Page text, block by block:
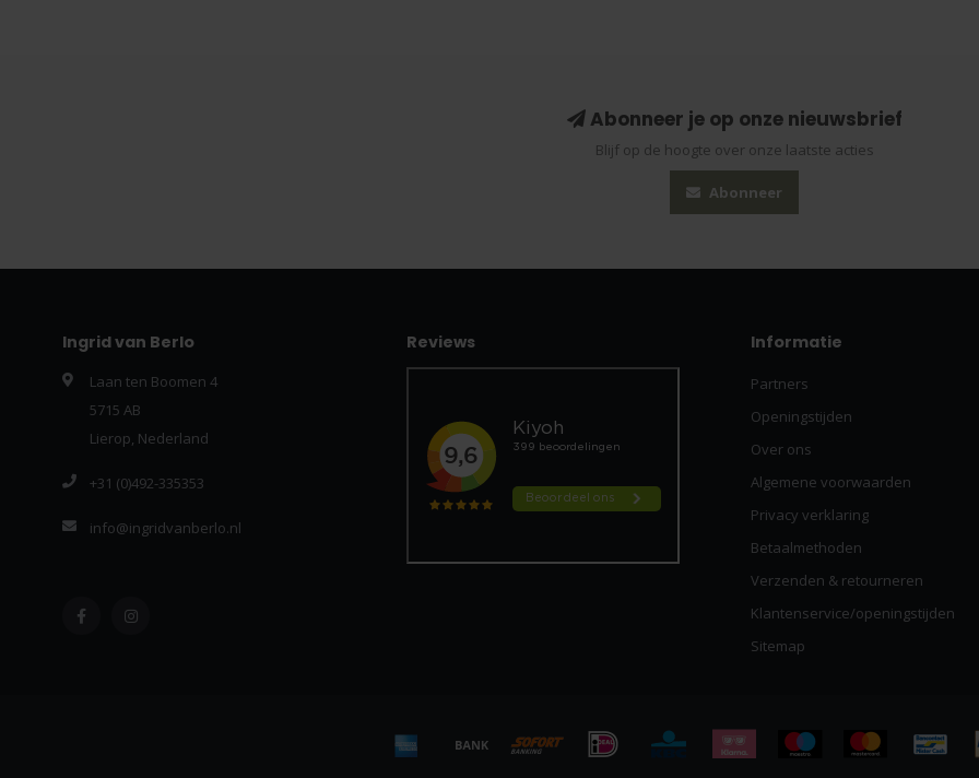
Abonneer je op onze nieuwsbrief
Blijf op de hoogte over onze laatste acties
Abonneer
Ingrid van Berlo
Laan ten Boomen 4
5715 AB
Lierop, Nederland
+31 (0)492-335353
info@ingridvanberlo.nl
Reviews Informatie
Partners
Openingstijden
Over ons
Algemene voorwaarden
Privacy verklaring
Betaalmethoden
Verzenden & retourneren
Klantenservice/openingstijden
Sitemap